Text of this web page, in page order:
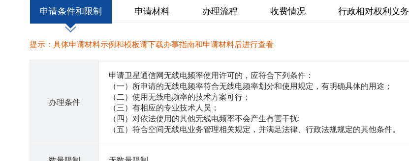
申请条件和限制 申请材料 办理流程 收费情况 行政相对权利义务
提示：具体申请材料示例和模板请下载办事指南和申请材料后进行查看
办理条件
申请卫星通信网无线电频率使用许可的，应符合下列条件：
（一）所申请的无线电频率符合无线电频率划分和使用规定，有明确具体的用途；
（二）使用无线电频率的技术方案可行；
（三）有相应的专业技术人员；
（四）对依法使用的其他无线电频率不会产生有害干扰;
（五）符合空间无线电业务管理相关规定，并满足法律、行政法规规定的其他条件。